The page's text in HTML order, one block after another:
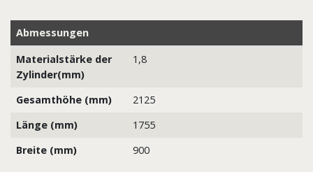
Abmessungen
Materialstärke der
Zylinder(mm)
1,8
Gesamthöhe (mm)
2125
Länge (mm)
1755
Breite (mm)
900